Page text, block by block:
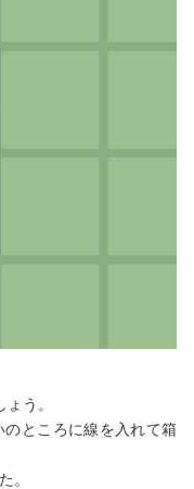
う。
ところに線を入れて箱
。